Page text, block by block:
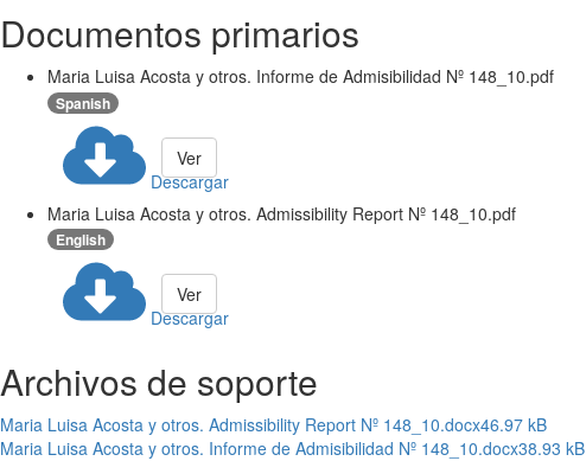
Documentos primarios
Maria Luisa Acosta y otros. Informe de Admisibilidad Nº 148_10.pdf
Spanish
Descargar
Ver
Maria Luisa Acosta y otros. Admissibility Report Nº 148_10.pdf
English
Descargar
Ver
Archivos de soporte
Maria Luisa Acosta y otros. Admissibility Report Nº 148_10.docx46.97 kB
Maria Luisa Acosta y otros. Informe de Admisibilidad Nº 148_10.docx38.93 kB